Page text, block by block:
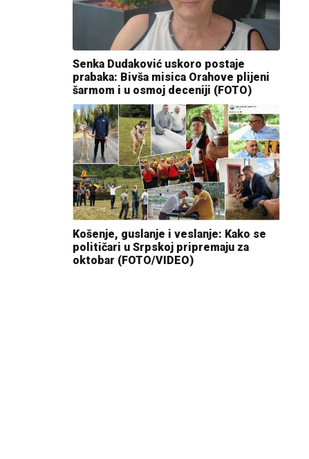
Senka Dudaković uskoro postaje
prabaka: Bivša misica Orahove plijeni
šarmom i u osmoj deceniji (FOTO)
Košenje, guslanje i veslanje: Kako se
političari u Srpskoj pripremaju za
oktobar (FOTO/VIDEO)